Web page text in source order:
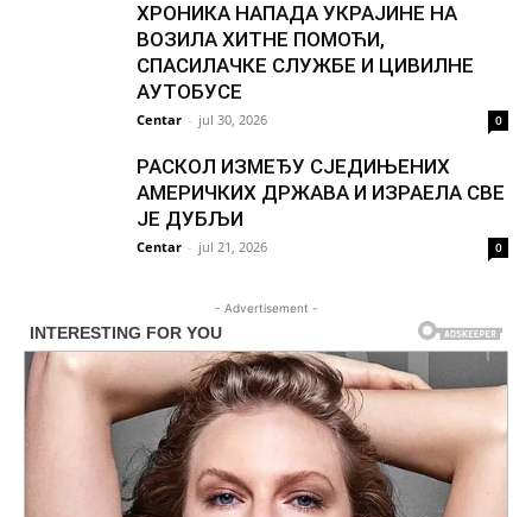
ХРОНИКА НАПАДА УКРАЈИНЕ НА
ВОЗИЛА ХИТНЕ ПОМОЋИ,
СПАСИЛАЧКЕ СЛУЖБЕ И ЦИВИЛНЕ
АУТОБУСЕ
Centar - jul 30, 2026 0
РАСКОЛ ИЗМЕЂУ СЈЕДИЊЕНИХ
АМЕРИЧКИХ ДРЖАВА И ИЗРАЕЛА СВЕ
ЈЕ ДУБЉИ
Centar - jul 21, 2026 0
- Advertisement -